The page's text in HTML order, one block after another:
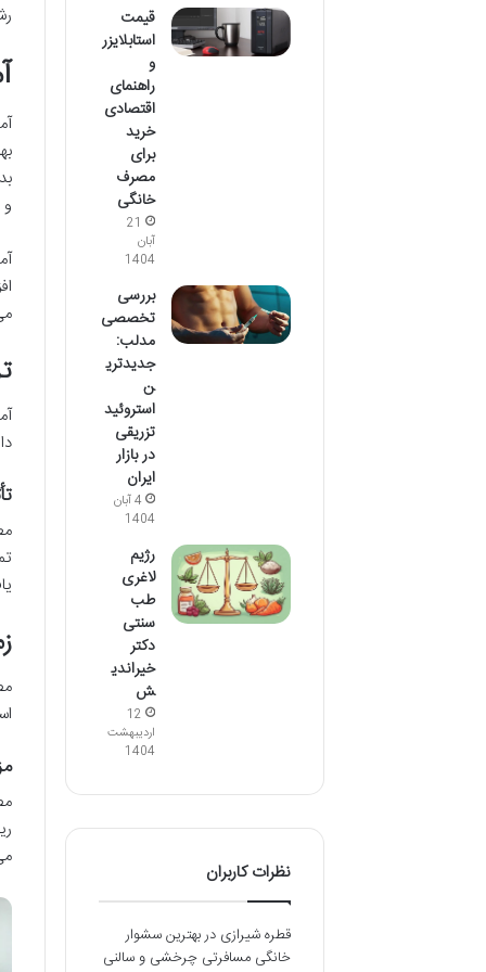
قیمت
استابلایزر
و
راهنمای
اقتصادی
خرید
برای
مصرف
خانگی
21
آبان
1404
بررسی
تخصصی
مدلب:
جدیدتری
ن
استروئید
تزریقی
در بازار
ایران
4 آبان
1404
رژیم
لاغری
طب
سنتی
دکتر
خیراندی
ش
12
اردیبهشت
1404
نظرات کاربران
قطره شیرازی دربهترین سشوار
خانگی مسافرتی چرخشی و سالنی